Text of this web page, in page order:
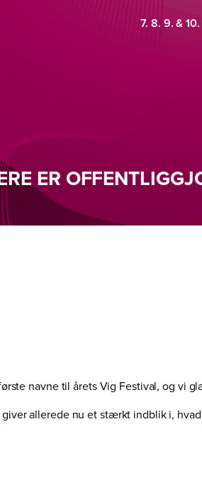
7. 8. 9. &
ER
navne til årets Vig Festival, og vi
allerede nu et stærkt indblik i,